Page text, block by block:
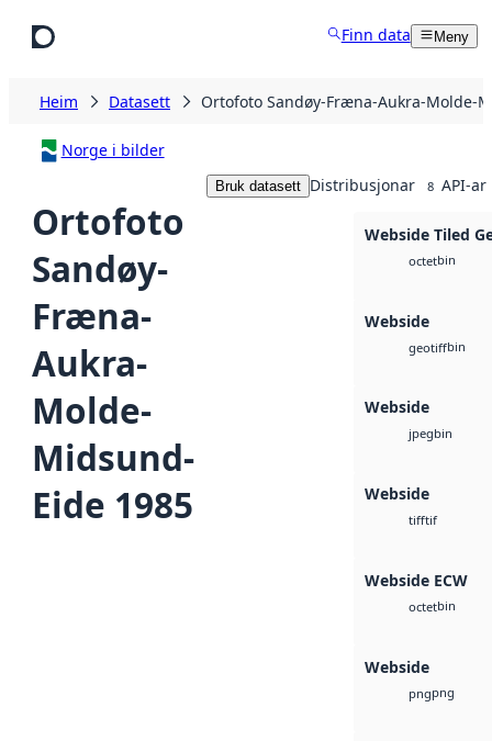
Finn data Meny
Heim Datasett Ortofoto Sandøy-Fræna-Aukra-Molde-
Norge i bilder
Ortofoto
Sandøy-
Fræna-
Aukra-
Molde-
Midsund-
Eide 1985
Bruk datasett Distribusjonar 8 API-ar
Webside Tiled
octetbin
Webside
geotiffbin
Webside
jpegbin
Webside
tifftif
Webside ECW
octetbin
Webside
pngpng